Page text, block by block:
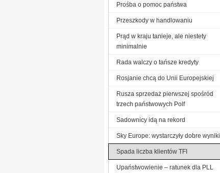
Prośba o pomoc państwa
Przeszkody w handlowaniu
Prąd w kraju tanieje, ale niestety
minimalnie
Rada walczy o tańsze kredyty
Rosjanie chcą do Unii Europejskiej
Rusza sprzedaż pierwszej spośród
trzech państwowych Polf
Sadownicy idą na rekord
Sky Europe: wystarczyły dobre wyniki
Spada liczba klientów TFI
Upaństwowienie – ratunek dla PLL